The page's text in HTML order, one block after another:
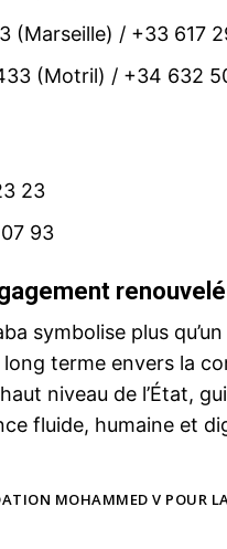
(Marseille) / +33 617
(Motril) / +34 632
23
93
renouvelé
symbolise plus
terme envers la
niveau de l’État,
fluide, humaine et
MOHAMMED V POUR